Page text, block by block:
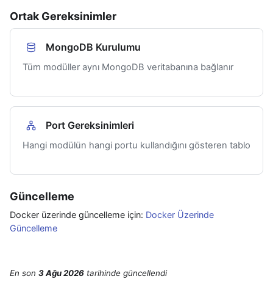
Ortak Gereksinimler
MongoDB Kurulumu
Tüm modüller aynı MongoDB veritabanına bağlanır
Port Gereksinimleri
Hangi modülün hangi portu kullandığını gösteren tablo
Güncelleme
Docker üzerinde güncelleme için: Docker Üzerinde
Güncelleme
En son 3 Ağu 2026 tarihinde güncellendi